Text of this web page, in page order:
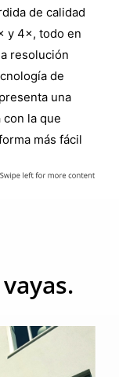
de calidad
y 4×, todo en
resolución
de
una
la que
más fácil